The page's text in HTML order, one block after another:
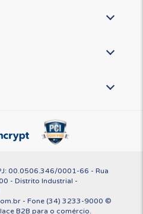
00.0506.346/0001-66 - Rua
- Distrito Industrial -
- Fone (34) 3233-9000 ©
B2B para o comércio.